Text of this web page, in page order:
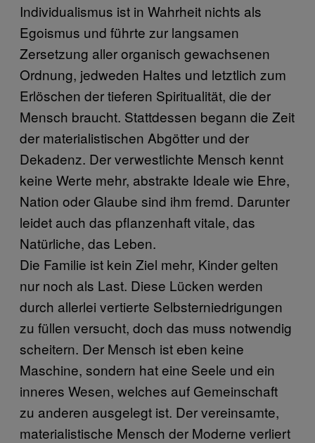
Individualismus ist in Wahrheit nichts als
Egoismus und führte zur langsamen
Zersetzung aller organisch gewachsenen
Ordnung, jedweden Haltes und letztlich zum
Erlöschen der tieferen Spiritualität, die der
Mensch braucht. Stattdessen begann die Zeit
der materialistischen Abgötter und der
Dekadenz. Der verwestlichte Mensch kennt
keine Werte mehr, abstrakte Ideale wie Ehre,
Nation oder Glaube sind ihm fremd. Darunter
leidet auch das pflanzenhaft vitale, das
Natürliche, das Leben.
Die Familie ist kein Ziel mehr, Kinder gelten
nur noch als Last. Diese Lücken werden
durch allerlei vertierte Selbsterniedrigungen
zu füllen versucht, doch das muss notwendig
scheitern. Der Mensch ist eben keine
Maschine, sondern hat eine Seele und ein
inneres Wesen, welches auf Gemeinschaft
zu anderen ausgelegt ist. Der vereinsamte,
materialistische Mensch der Moderne verliert